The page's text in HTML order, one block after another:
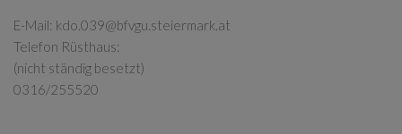
E-Mail: kdo.039@bfvgu.steiermark.at
Telefon Rüsthaus:
(nicht ständig besetzt)
0316/255520